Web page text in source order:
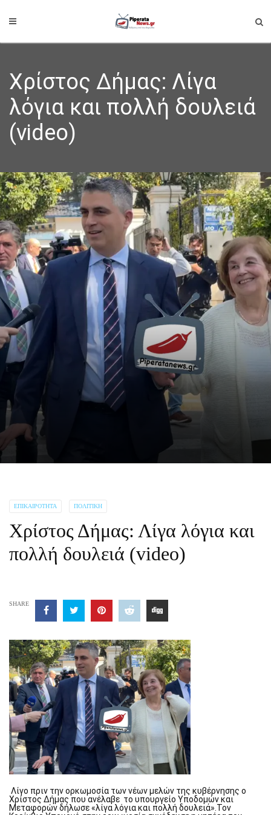
Χρίστος Δήμας: Λίγα
λόγια και πολλή δουλειά
(video)
ΕΠΙΚΑΙΡΌΤΗΤΑ ΠΟΛΙΤΙΚΉ
Χρίστος Δήμας: Λίγα λόγια και
πολλή δουλειά (video)
SHARE
Λίγο πριν την ορκωμοσία των νέων μελών της κυβέρνησης ο
Χρίστος Δήμας που ανέλαβε το υπουργείο Υποδομών και
Μεταφορών δήλωσε «λίγα λόγια και πολλή δουλειά».Τον